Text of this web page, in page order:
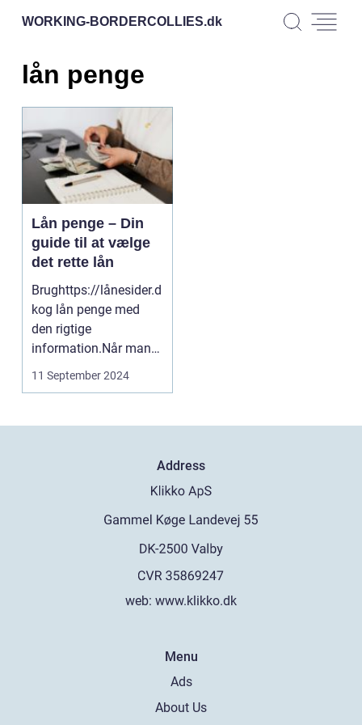
WORKING-BORDERCOLLIES.dk
lån penge
Lån penge – Din
guide til at vælge
det rette lån
Brughttps://lånesider.d
kog lån penge med
den rigtige
information.Når man
overvejer...
11 September 2024
Address
web: www.klikko.dk
Menu
Ads
About Us